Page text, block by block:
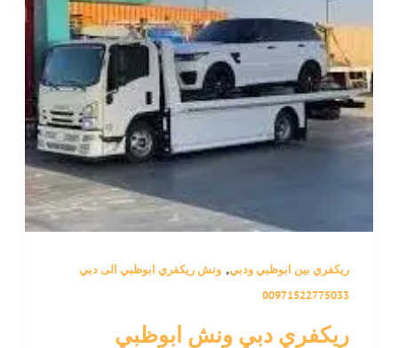
ريكفري بين ابوظبي ودبي, ونش ريكفري ابوظبي الى دبي
00971522775033
ريكفري دبي ونش ابوظبي